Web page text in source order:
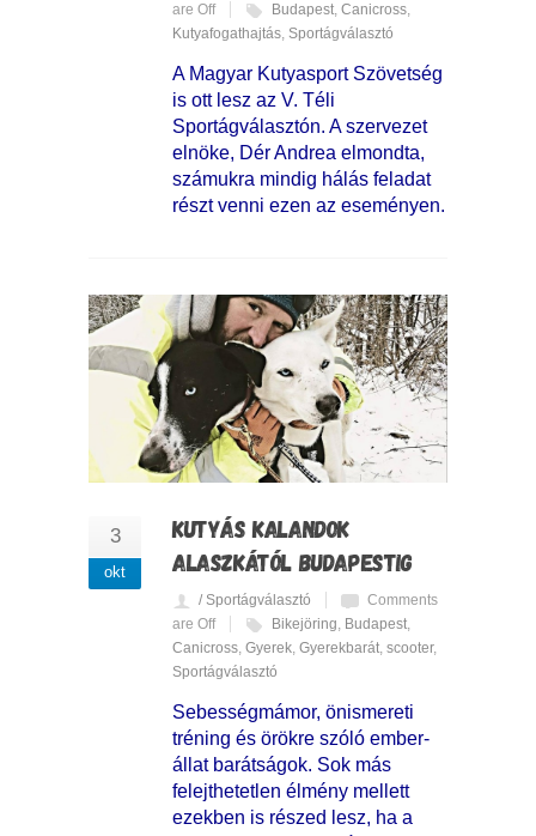
are Off
Budapest, Canicross,
Kutyafogathajtás, Sportágválasztó
A Magyar Kutyasport Szövetség
is ott lesz az V. Téli
Sportágválasztón. A szervezet
elnöke, Dér Andrea elmondta,
számukra mindig hálás feladat
részt venni ezen az eseményen.
3
okt
KUTYÁS KALANDOK
ALASZKÁTÓL BUDAPESTIG
/ Sportágválasztó
Comments
are Off
Bikejöring, Budapest,
Canicross, Gyerek, Gyerekbarát, scooter,
Sportágválasztó
Sebességmámor, önismereti
tréning és örökre szóló ember-
állat barátságok. Sok más
felejthetetlen élmény mellett
ezekben is részed lesz, ha a